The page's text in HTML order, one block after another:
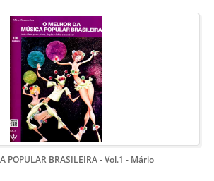
POPULAR BRASILEIRA - Vol.1 - Mário